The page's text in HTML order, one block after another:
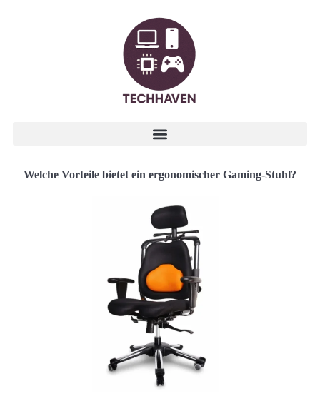
Welche Vorteile bietet ein ergonomischer Gaming-Stuhl?